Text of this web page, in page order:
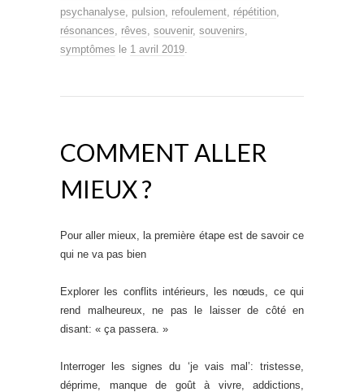
psychanalyse, pulsion, refoulement, répétition,
résonances, rêves, souvenir, souvenirs,
symptômes le 1 avril 2019.
COMMENT ALLER
MIEUX ?
Pour aller mieux, la première étape est de savoir ce
qui ne va pas bien
Explorer les conflits intérieurs, les nœuds, ce qui
rend malheureux, ne pas le laisser de côté en
disant: « ça passera. »
Interroger les signes du ‘je vais mal’: tristesse,
déprime, manque de goût à vivre, addictions,